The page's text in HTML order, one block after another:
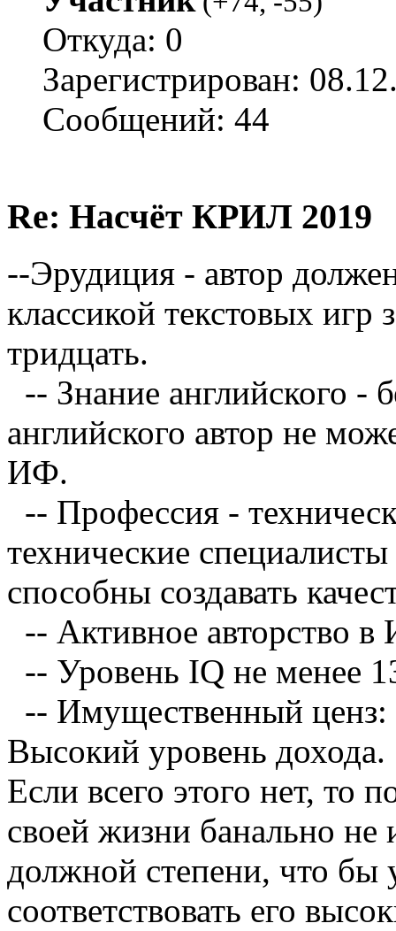
Откуда: 0
Зарегистрирован:
Сообщений: 44
Re: Насчёт КРИЛ 2019
--Эрудиция - автор
классикой текстовых игр
тридцать.
-- Знание английского -
английского автор не
ИФ.
-- Профессия -
технические
способны создавать
-- Активное авторство в
-- Уровень IQ не менее
-- Имущественный ценз:
Высокий уровень
Если всего этого нет, то
своей жизни банально не
должной степени, что бы
соответствовать его